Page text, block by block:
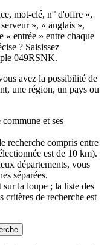
mot-clé, n° d'offre »,
», « anglais »,
« entrée » entre chaque
? Saisissez
049RSNK.
avez la possibilité de
une région, un pays ou
et ses
recherche compris entre
est de 10 km).
départements, vous
séparées.
la loupe ; la liste des
critères de recherche est